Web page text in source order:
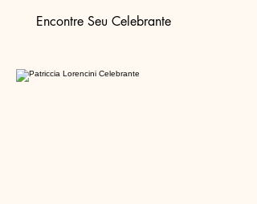
Encontre Seu Celebrante